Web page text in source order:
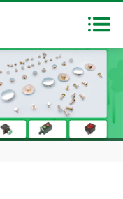
3
走进汉文
产品展示
新闻中心